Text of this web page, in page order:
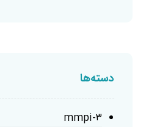
دسته‌ها
mmpi-۳